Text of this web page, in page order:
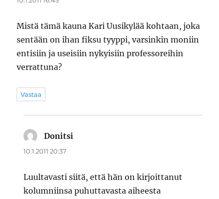
Mistä tämä kauna Kari Uusikylää kohtaan, joka
sentään on ihan fiksu tyyppi, varsinkin moniin
entisiin ja useisiin nykyisiin professoreihin
verrattuna?
Vastaa
Donitsi
10.1.2011 20:37
Luultavasti siitä, että hän on kirjoittanut
kolumniinsa puhuttavasta aiheesta